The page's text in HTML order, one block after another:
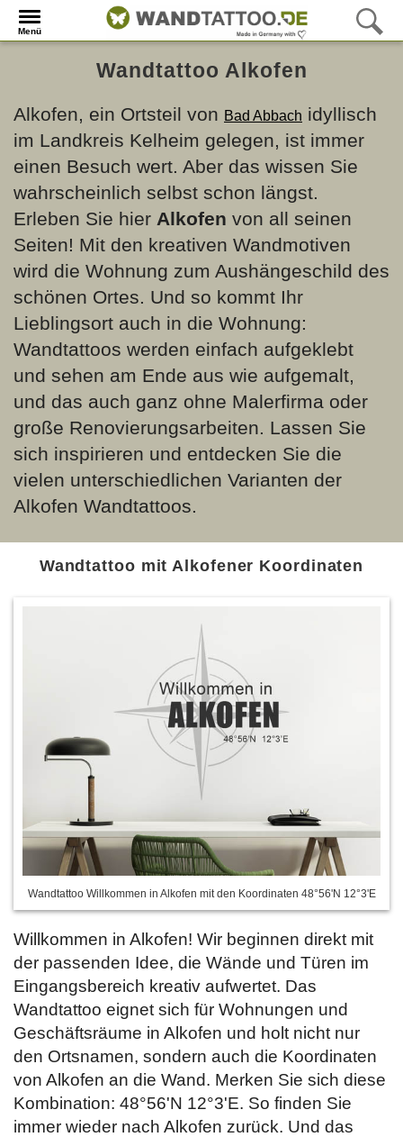
Menü
Wandtattoo Alkofen
Alkofen, ein Ortsteil von Bad Abbach idyllisch
im Landkreis Kelheim gelegen, ist immer
einen Besuch wert. Aber das wissen Sie
wahrscheinlich selbst schon längst.
Erleben Sie hier Alkofen von all seinen
Seiten! Mit den kreativen Wandmotiven
wird die Wohnung zum Aushängeschild des
schönen Ortes. Und so kommt Ihr
Lieblingsort auch in die Wohnung:
Wandtattoos werden einfach aufgeklebt
und sehen am Ende aus wie aufgemalt,
und das auch ganz ohne Malerfirma oder
große Renovierungsarbeiten. Lassen Sie
sich inspirieren und entdecken Sie die
vielen unterschiedlichen Varianten der
Alkofen Wandtattoos.
Wandtattoo mit Alkofener Koordinaten
Wandtattoo Willkommen in Alkofen mit den Koordinaten 48°56'N 12°3'E
Willkommen in Alkofen! Wir beginnen direkt mit
der passenden Idee, die Wände und Türen im
Eingangsbereich kreativ aufwertet. Das
Wandtattoo eignet sich für Wohnungen und
Geschäftsräume in Alkofen und holt nicht nur
den Ortsnamen, sondern auch die Koordinaten
von Alkofen an die Wand. Merken Sie sich diese
Kombination: 48°56'N 12°3'E. So finden Sie
immer wieder nach Alkofen zurück. Und das